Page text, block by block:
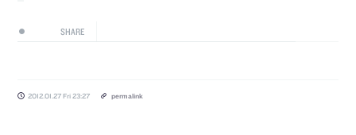
SHARE
2012.01.27 Fri 23:27 permalink